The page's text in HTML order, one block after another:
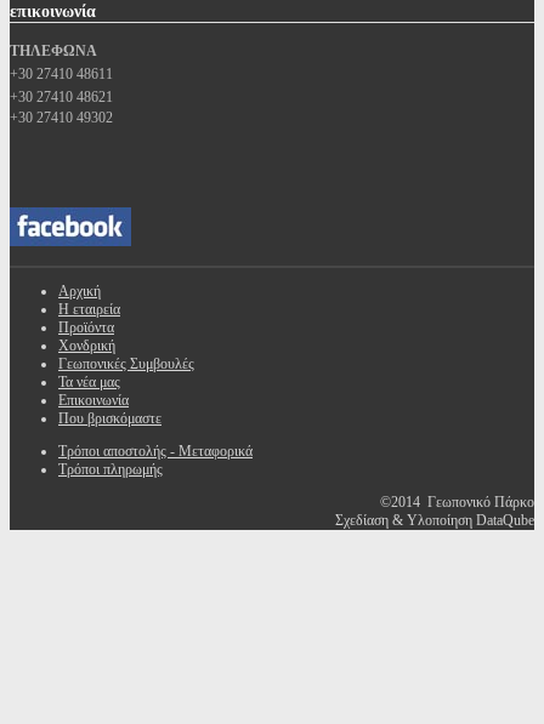
επικοινωνία
ΤΗΛΕΦΩΝΑ
+30 27410 48611
+30 27410 48621
+30 27410 49302
Αρχική
Η εταιρεία
Προϊόντα
Χονδρική
Γεωπονικές Συμβουλές
Τα νέα μας
Επικοινωνία
Που βρισκόμαστε
Τρόποι αποστολής - Μεταφορικά
Τρόποι πληρωμής
©2014 Γεωπονικό Πάρκο
Σχεδίαση & Υλοποίηση DataQube